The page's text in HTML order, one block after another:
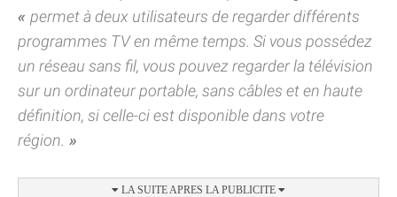
permet à deux utilisateurs de regarder différents
programmes TV en même temps. Si vous possédez
un réseau sans fil, vous pouvez regarder la télévision
sur un ordinateur portable, sans câbles et en haute
définition, si celle-ci est disponible dans votre
région.